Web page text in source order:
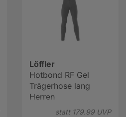
Löffler
Hotbond RF Gel
Trägerhose lang
Herren
statt 179.99UVP